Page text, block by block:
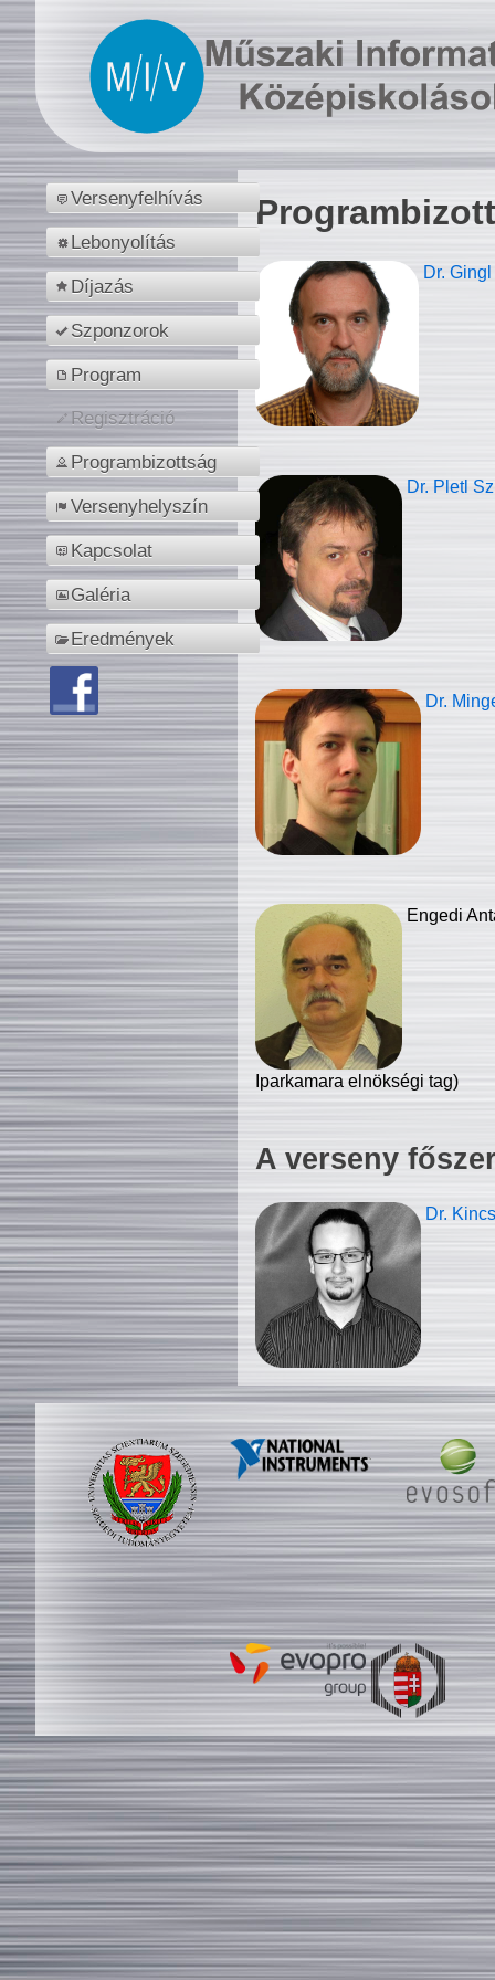
Versenyfelhívás
Lebonyolítás
Díjazás
Szponzorok
Program
Regisztráció
Programbizottság
Versenyhelyszín
Kapcsolat
Galéria
Eredmények
Dr.
Dr. Pletl
Dr.
Engedi
Iparkamara elnökségi tag)
A verseny
Dr.